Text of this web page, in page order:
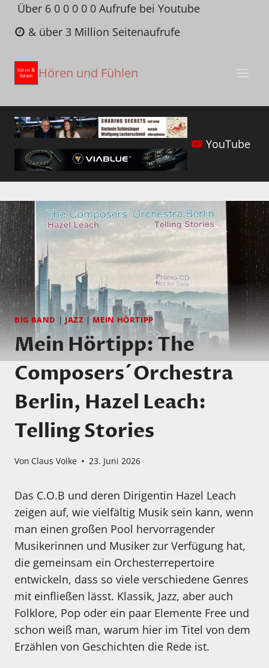
Zum
Inhalt
springen
Über 6 0 0 0 0 0 Aufrufe bei Youtube
& über 3 Million Seitenaufrufe
Hören und Fühlen
YouTube
BIG BAND |JAZZ | MEIN HÖRTIPP
Mein Hörtipp: The
Composers´Orchestra
Berlin, Hazel Leach:
Telling Stories
Von Claus Volke 23. Juni 2026
Das C.O.B und deren Dirigentin Hazel Leach
zeigen auf, wie vielfältig Musik sein kann, wenn
man einen großen Pool hervorragender
Musikerinnen und Musiker zur Verfügung hat,
die gemeinsam ein Orchesterrepertoire
entwickeln, dass so viele verschiedene Genres
mit einfließen lässt. Klassik, Jazz, aber auch
Folklore, Pop oder ein paar Elemente Free und
schon weiß man, warum hier im Titel von dem
Erzählen von Geschichten die Rede ist.